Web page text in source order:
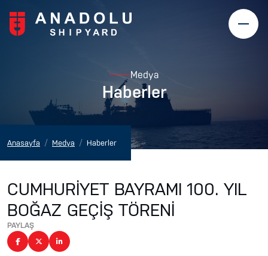
Medya
Haberler
Anasayfa Medya Haberler
CUMHURİYET BAYRAMI 100. YIL
BOĞAZ GEÇİŞ TÖRENİ
PAYLAŞ